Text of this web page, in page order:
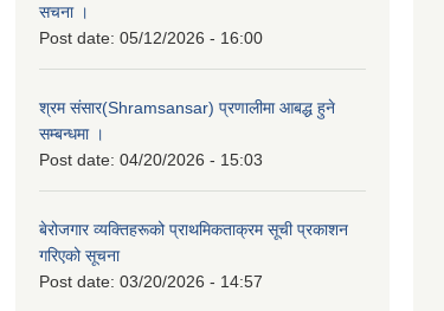
सचना ।
Post date: 05/12/2026 - 16:00
श्रम संसार(Shramsansar) प्रणालीमा आबद्ध हुने
सम्बन्धमा ।
Post date: 04/20/2026 - 15:03
बेरोजगार व्यक्तिहरूको प्राथमिकताक्रम सूची प्रकाशन
गरिएको सूचना
Post date: 03/20/2026 - 14:57